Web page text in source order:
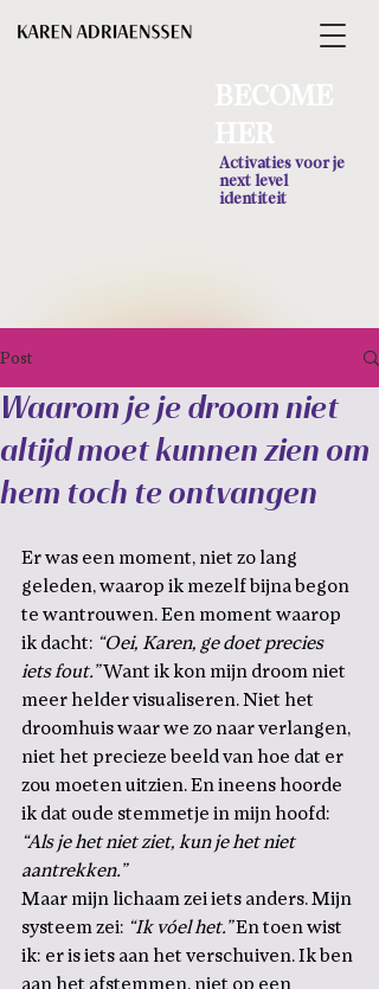
Activaties voor je
next level
identiteit
Post
Waarom je je droom niet
altijd moet kunnen zien om
hem toch te ontvangen
Er was een moment, niet zo lang
geleden, waarop ik mezelf bijna begon
te wantrouwen. Een moment waarop
ik dacht: “Oei, Karen, ge doet precies
iets fout.” Want ik kon mijn droom niet
meer helder visualiseren. Niet het
droomhuis waar we zo naar verlangen,
niet het precieze beeld van hoe dat er
zou moeten uitzien. En ineens hoorde
ik dat oude stemmetje in mijn hoofd:
“Als je het niet ziet, kun je het niet
aantrekken.”
Maar mijn lichaam zei iets anders. Mijn
systeem zei: “Ik vóel het.” En toen wist
ik: er is iets aan het verschuiven. Ik ben
aan het afstemmen, niet op een